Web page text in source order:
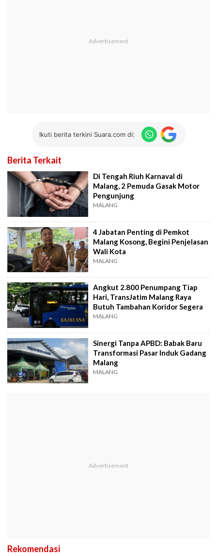
Ikuti berita terkini Suara.com di:
Berita Terkait
Di Tengah Riuh Karnaval di
Malang, 2 Pemuda Gasak Motor
Pengunjung
MALANG
4 Jabatan Penting di Pemkot
Malang Kosong, Begini Penjelasan
Wali Kota
MALANG
Angkut 2.800 Penumpang Tiap
Hari, TransJatim Malang Raya
Butuh Tambahan Koridor Segera
MALANG
Sinergi Tanpa APBD: Babak Baru
Transformasi Pasar Induk Gadang
Malang
MALANG
Rekomendasi